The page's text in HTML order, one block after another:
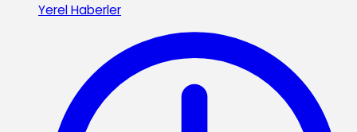
Yerel Haberler